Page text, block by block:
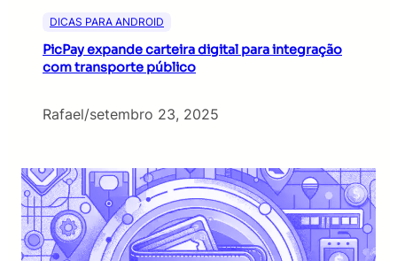
DICAS PARA ANDROID
PicPay expande carteira digital para integração
com transporte público
Rafael/setembro 23, 2025